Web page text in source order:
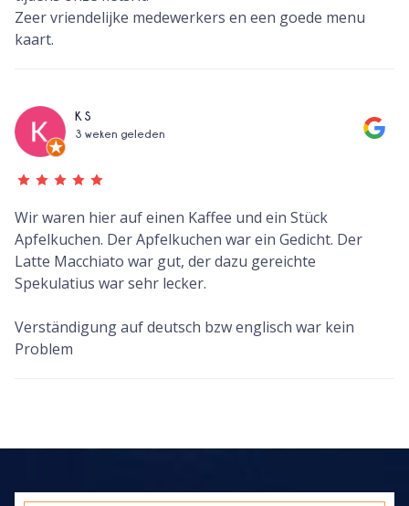
Zeer vriendelijke medewerkers en een goede menu
kaart.
K S
3 weken geleden
Wir waren hier auf einen Kaffee und ein Stück
Apfelkuchen. Der Apfelkuchen war ein Gedicht. Der
Latte Macchiato war gut, der dazu gereichte
Spekulatius war sehr lecker.
Verständigung auf deutsch bzw englisch war kein
Problem